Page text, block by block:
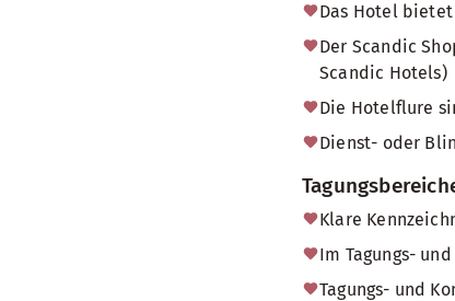
Das Hotel
Der Scandic
Scandic Hotels)
Die Hotelflure
Dienst- oder
Klare
Im Tagungs-
Tagungs- und